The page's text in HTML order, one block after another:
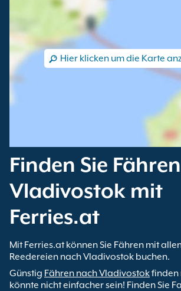
Hier klicken um die Karte
Finden Sie
Vladivostok mit
Ferries.at
Mit Ferries.at können Sie Fähren mit
Reedereien nach Vladivostok buchen.
Günstig Fähren nach Vladivostokfinden
könnte nicht einfacher sein! Finden Sie